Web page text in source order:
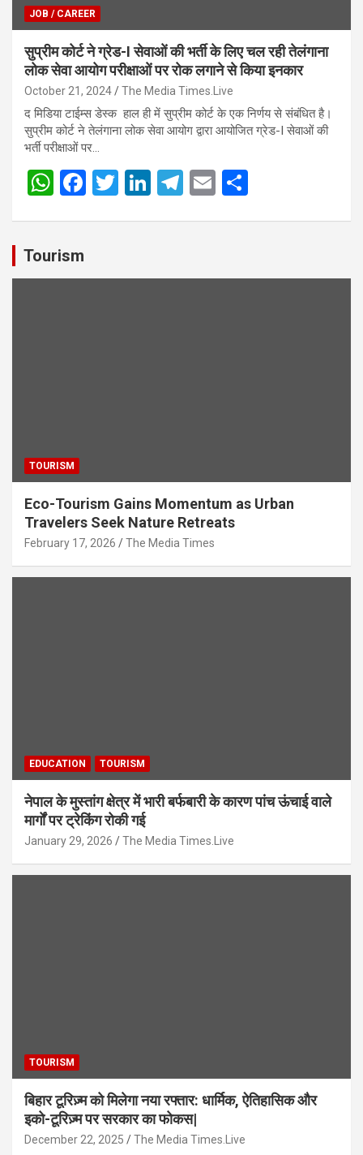
JOB / CAREER
सुप्रीम कोर्ट ने ग्रेड-I सेवाओं की भर्ती के लिए चल रही तेलंगाना
लोक सेवा आयोग परीक्षाओं पर रोक लगाने से किया इनकार
October 21, 2024 The Media Times.Live
द मिडिया टाईम्स डेस्क हाल ही में सुप्रीम कोर्ट के एक निर्णय से संबंधित है।
सुप्रीम कोर्ट ने तेलंगाना लोक सेवा आयोग द्वारा आयोजित ग्रेड-I सेवाओं की
भर्ती परीक्षाओं पर…
W
s
A
F
o
T
Li
n
T
a
E
Tourism
TOURISM
Eco-Tourism Gains Momentum as Urban
Travelers Seek Nature Retreats
February 17, 2026 The Media Times
EDUCATION TOURISM
नेपाल के मुस्तांग क्षेत्र में भारी बर्फबारी के कारण पांच ऊंचाई वाले
मार्गों पर ट्रेकिंग रोकी गई
January 29, 2026 The Media Times.Live
TOURISM
बिहार टूरिज़्म को मिलेगा नया रफ्तार: धार्मिक, ऐतिहासिक और
इको-टूरिज़्म पर सरकार का फोकस|
December 22, 2025 The Media Times.Live